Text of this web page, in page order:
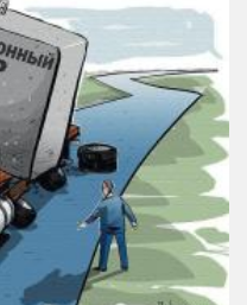
и
Дзен